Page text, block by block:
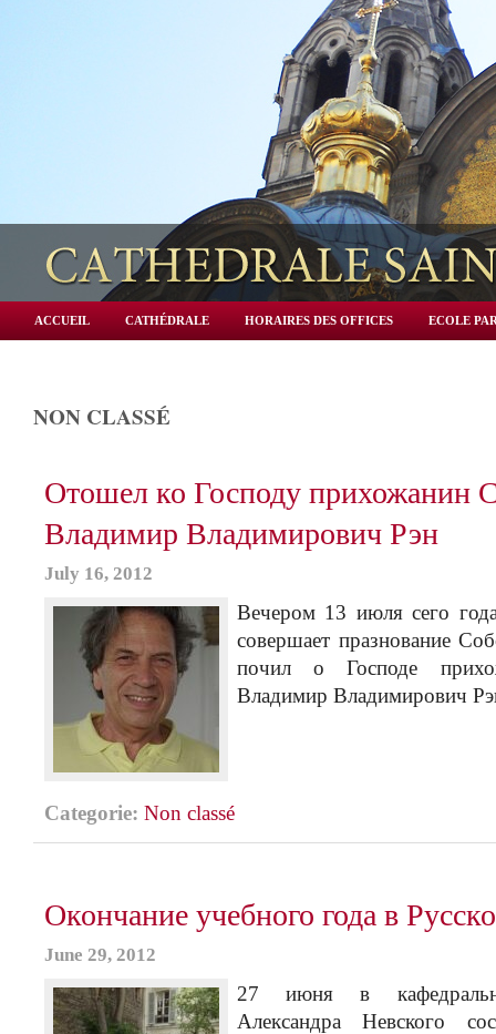
ACCUEIL CATHÉDRALE HORAIRES DES OFFICES ECOLE
NON CLASSÉ
Отошел ко Господу прихожанин
Владимир Владимирович Рэн
July 16, 2012
Вечером 13 июля сего
совершает празнование
почил о Господе
Владимир Владимирович
Categorie: Non classé
Окончание учебного года в
June 29, 2012
27 июня в
Александра Невского